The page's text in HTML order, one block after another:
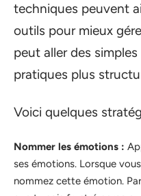
techniques peuvent
outils pour mieux
peut aller des
pratiques plus
Voici quelques
Nommer les émotions :
ses émotions. Lorsque
nommez cette émotion.